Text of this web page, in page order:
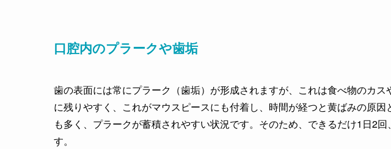
口腔内のプラークや歯垢
歯の表面には常にプラーク（歯垢）が形成されますが、これは食べ物のカ
に残りやすく、これがマウスピースにも付着し、時間が経つと黄ばみの原
も多く、プラークが蓄積されやすい状況です。そのため、できるだけ1日2
す。